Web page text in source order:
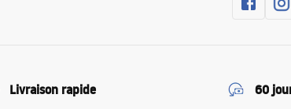
Livraison rapide 60